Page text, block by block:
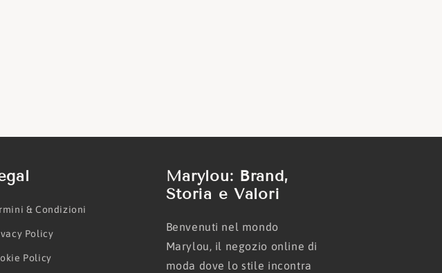
& Condizioni
Policy
Policy
Marylou: Brand,
Storia e Valori
Benvenuti nel mondo
Marylou, il negozio online di
moda dove lo stile incontra